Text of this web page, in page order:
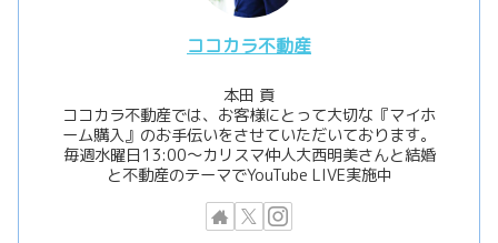
ココカラ不動産
本田 貢
ココカラ不動産では、お客様にとって大切な『マイホ
ーム購入』のお手伝いをさせていただいております。
毎週水曜日13:00〜カリスマ仲人大西明美さんと結婚
と不動産のテーマでYouTube LIVE実施中